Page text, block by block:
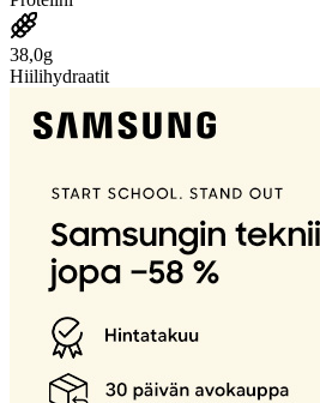
38,0g
Hiilihydraatit